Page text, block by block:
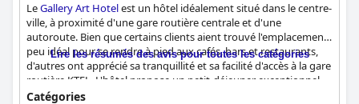
LeGallery Art Hotelest un hôtel idéalement situé dans le centre-
ville, à proximité d'une gare routière centrale et d'une
autoroute. Bien que certains clients aient trouvé l'emplacement
peu idéal pour se rendre à pied aux cafés, bars et restaurants,
d'autres ont apprécié sa tranquillité et sa facilité d'accès à la gare
routière KTEL. L'hôtel propose un petit-déjeuner exceptionnel
avec une sélection de plats riche et délicieuse, bien que certains
Lire les résumés des avis pour toutes les catégories
Catégories